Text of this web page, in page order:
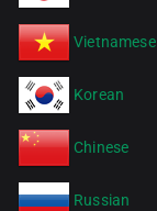
Vietnamese
Korean
Chinese
Russian